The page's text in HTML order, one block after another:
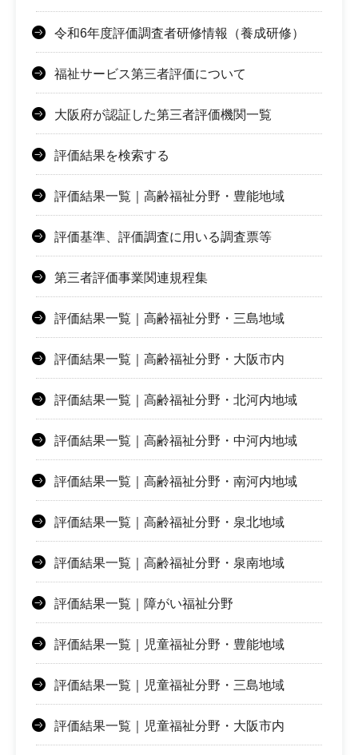
令和6年度評価調査者研修情報（養成研修）
福祉サービス第三者評価について
大阪府が認証した第三者評価機関一覧
評価結果を検索する
評価結果一覧｜高齢福祉分野・豊能地域
評価基準、評価調査に用いる調査票等
第三者評価事業関連規程集
評価結果一覧｜高齢福祉分野・三島地域
評価結果一覧｜高齢福祉分野・大阪市内
評価結果一覧｜高齢福祉分野・北河内地域
評価結果一覧｜高齢福祉分野・中河内地域
評価結果一覧｜高齢福祉分野・南河内地域
評価結果一覧｜高齢福祉分野・泉北地域
評価結果一覧｜高齢福祉分野・泉南地域
評価結果一覧｜障がい福祉分野
評価結果一覧｜児童福祉分野・豊能地域
評価結果一覧｜児童福祉分野・三島地域
評価結果一覧｜児童福祉分野・大阪市内